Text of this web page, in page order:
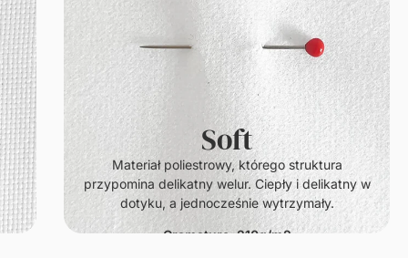
Soft
Materiał poliestrowy, którego struktura
przypomina delikatny welur. Ciepły i delikatny w
dotyku, a jednocześnie wytrzymały.
Gramatura: 210g/m2